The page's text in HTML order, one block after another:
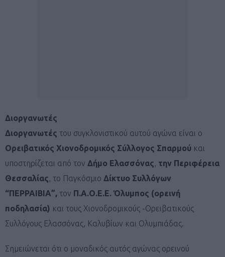
Διοργανωτές
Διοργανωτές του συγκλονιστικού αυτού αγώνα είναι ο
Ορειβατικός Χιονοδρομικός Σύλλογος Σπαρμού και
υποστηρίζεται από τον Δήμο Ελασσόνας, την Περιφέρεια
Θεσσαλίας, το Παγκόσμιο Δίκτυο Συλλόγων
“ΠΕΡΡΑΙΒΙΑ”, τον Π.Α.Ο.Ε.Ε. Όλυμπος (ορεινή
ποδηλασία) και τους Χιονοδρομικούς -Ορειβατικούς
Συλλόγους Ελασσόνας, Καλυβίων και Ολυμπιάδας.
Σημειώνεται ότι ο μοναδικός αυτός αγώνας ορεινού